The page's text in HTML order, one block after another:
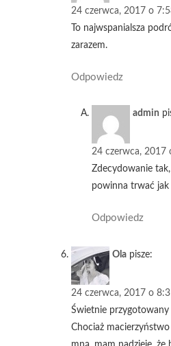
24 czerwca, 2017 o
To najwspanialsza
zarazem.
Odpowiedz
admin
24 czerwca, 2017
Zdecydowanie
powinna trwać jak
Odpowiedz
Ola pisze:
24 czerwca, 2017 o
Świetnie przygotowany
Chociaż